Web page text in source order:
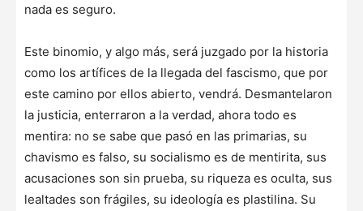
nada es seguro.
Este binomio, y algo más, será juzgado por la historia
como los artífices de la llegada del fascismo, que por
este camino por ellos abierto, vendrá. Desmantelaron
la justicia, enterraron a la verdad, ahora todo es
mentira: no se sabe que pasó en las primarias, su
chavismo es falso, su socialismo es de mentirita, sus
acusaciones son sin prueba, su riqueza es oculta, sus
lealtades son frágiles, su ideología es plastilina. Su